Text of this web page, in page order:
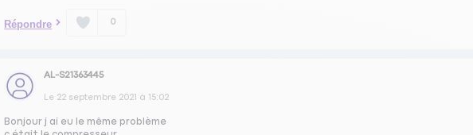
Répondre 0
AL-S21363445
Le 22 septembre 2021 à 15:02
Bonjour j ai eu le même problème